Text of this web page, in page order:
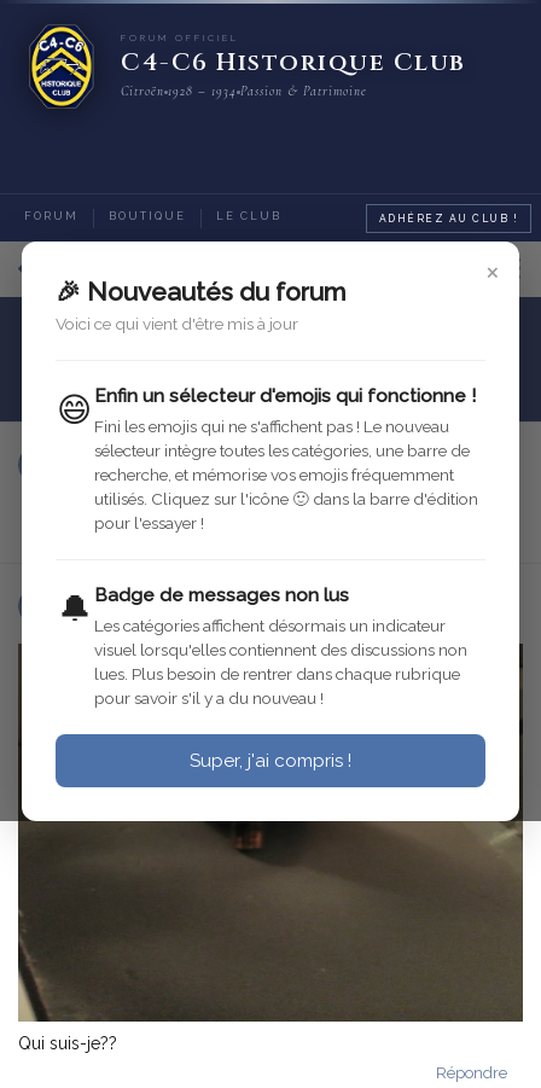
FORUM OFFICIEL
C4-C6 Historique Club
Citroën 1928 – 1934 Passion & Patrimoine
FORUM BOUTIQUE LE CLUB ADHÉREZ AU CLUB !
×
🎉 Nouveautés du forum
Voici ce qui vient d'être mis à jour
😄 Enfin un sélecteur d'emojis qui fonctionne !
Fini les emojis qui ne s'affichent pas ! Le nouveau
sélecteur intègre toutes les catégories, une barre de
recherche, et mémorise vos emojis fréquemment
utilisés. Cliquez sur l'icône 🙂 dans la barre d'édition
pour l'essayer !
🔔 Badge de messages non lus
Les catégories affichent désormais un indicateur
visuel lorsqu'elles contiennent des discussions non
lues. Plus besoin de rentrer dans chaque rubrique
pour savoir s'il y a du nouveau !
Super, j'ai compris !
Identification des C4 C6
c6g1931 5 mars 2018 Modifié
c6g1931 5 mars 2018
Qui suis-je??
Répondre